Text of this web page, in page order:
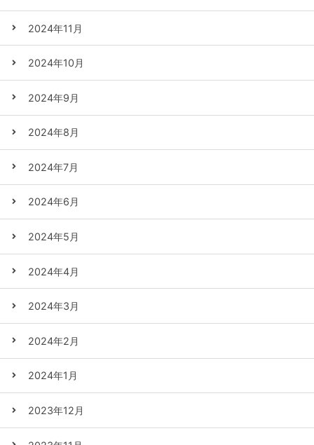
2024年11月
2024年10月
2024年9月
2024年8月
2024年7月
2024年6月
2024年5月
2024年4月
2024年3月
2024年2月
2024年1月
2023年12月